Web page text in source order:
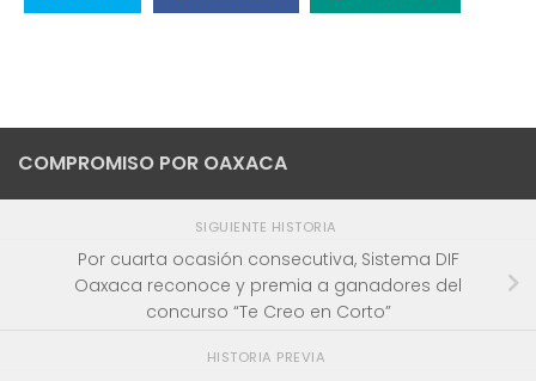
COMPROMISO POR OAXACA
SIGUIENTE HISTORIA
Por cuarta ocasión consecutiva, Sistema DIF
Oaxaca reconoce y premia a ganadores del
concurso “Te Creo en Corto”
HISTORIA PREVIA